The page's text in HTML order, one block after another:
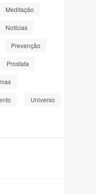
Meditação
Notícias
Prevenção
Prostata
Universo